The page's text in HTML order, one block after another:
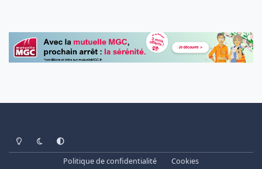
Light ModeDark ModeSystem Preference
Politique de confidentialité Cookies